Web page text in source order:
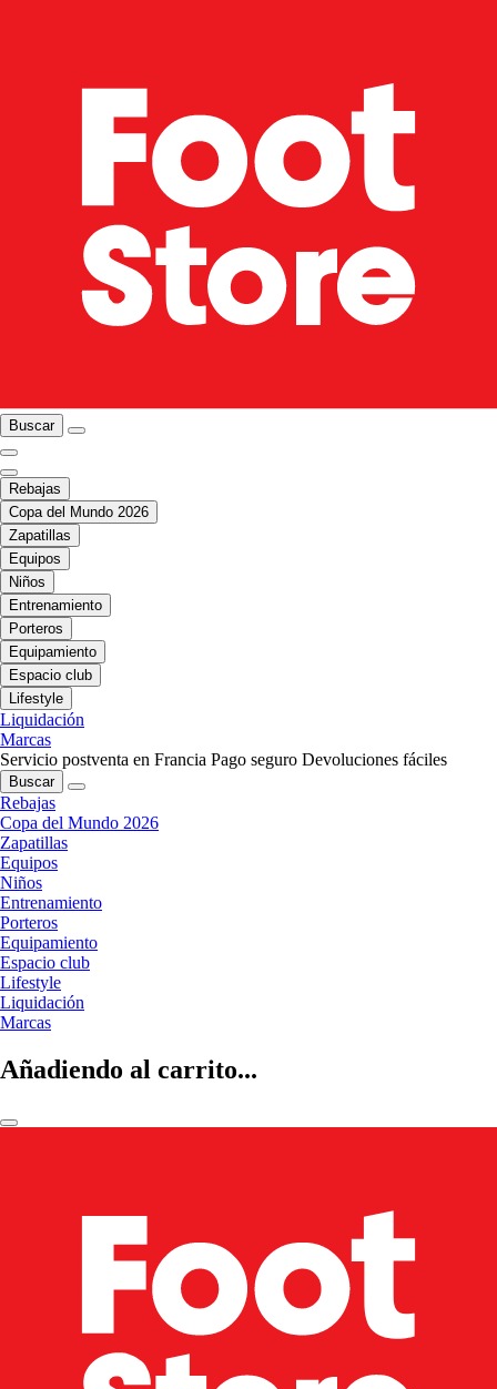
Buscar
Rebajas
Copa del Mundo 2026
Zapatillas
Equipos
Niños
Entrenamiento
Porteros
Equipamiento
Espacio club
Lifestyle
Liquidación
Marcas
Servicio postventa en Francia Pago seguro Devoluciones fáciles
Buscar
Rebajas
Copa del Mundo 2026
Zapatillas
Equipos
Niños
Entrenamiento
Porteros
Equipamiento
Espacio club
Lifestyle
Liquidación
Marcas
Añadiendo al carrito...